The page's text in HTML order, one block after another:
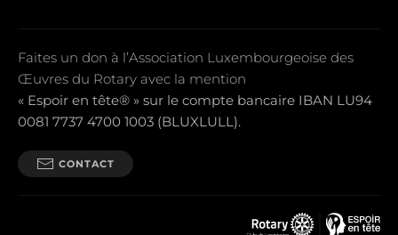
Faites un don à l’Association Luxembourgeoise des
Œuvres du Rotary avec la mention
« Espoir en tête® » sur le compte bancaire IBAN LU94
0081 7737 4700 1003 (BLUXLULL).
CONTACT